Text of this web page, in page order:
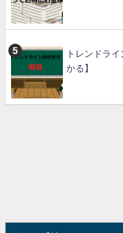
トレンドラ
かる】